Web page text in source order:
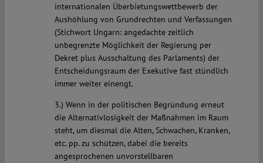
internationalen Überbietungswettbewerb der
Aushöhlung von Grundrechten und Verfassungen
(Stichwort Ungarn: angedachte zeitlich
unbegrenzte Möglichkeit der Regierung per
Dekret plus Ausschaltung des Parlaments) der
Entscheidungsraum der Exekutive fast stündlich
immer weiter einengt.
3.) Wenn in der politischen Begründung erneut
die Alternativlosigkeit der Maßnahmen im Raum
steht, um diesmal die Alten, Schwachen, Kranken,
etc. pp. zu schützen, dabei die bereits
angesprochenen unvorstellbaren